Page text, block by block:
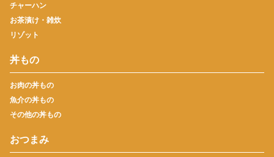
チャーハン
お茶漬け・雑炊
リゾット
丼もの
お肉の丼もの
魚介の丼もの
その他の丼もの
おつまみ